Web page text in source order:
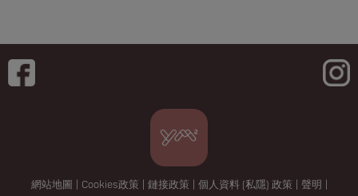
網站地圖 Cookies政策 鏈接政策 個人資料 (私隱) 政策 聲明